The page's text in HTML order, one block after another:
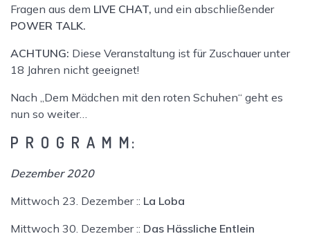
Fragen aus dem LIVE CHAT, und ein abschließender
POWER TALK.
ACHTUNG: Diese Veranstaltung ist für Zuschauer unter
18 Jahren nicht geeignet!
Nach „Dem Mädchen mit den roten Schuhen“ geht es
nun so weiter…
P R O G R A M M:
Dezember 2020
Mittwoch 23. Dezember :: La Loba
Mittwoch 30. Dezember :: Das Hässliche Entlein